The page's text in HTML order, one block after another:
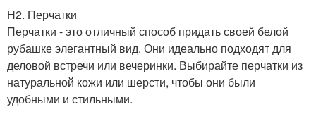
H2. Перчатки
Перчатки - это отличный способ придать своей белой
рубашке элегантный вид. Они идеально подходят для
деловой встречи или вечеринки. Выбирайте перчатки из
натуральной кожи или шерсти, чтобы они были
удобными и стильными.